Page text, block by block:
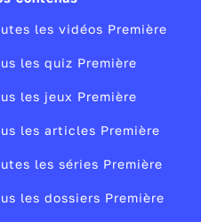
les vidéos Première
les quiz Première
les jeux Première
les articles Première
les séries Première
les dossiers Première